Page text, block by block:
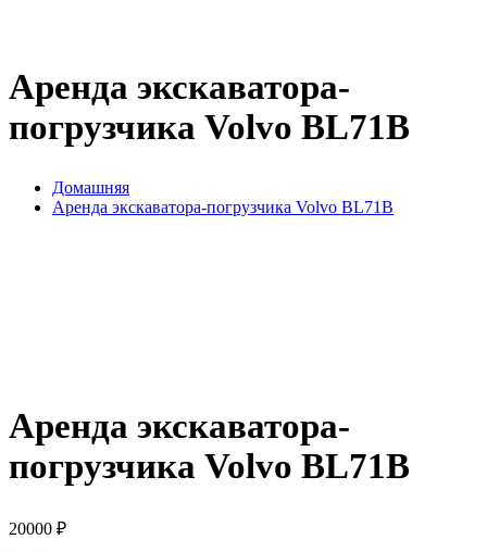
Аренда экскаватора-
погрузчика Volvo BL71B
Домашняя
Аренда экскаватора-погрузчика Volvo BL71B
Аренда экскаватора-
погрузчика Volvo BL71B
20000 ₽